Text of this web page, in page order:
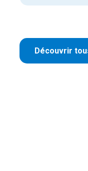
Découvrir